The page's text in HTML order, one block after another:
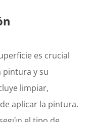
es crucial
pintura y su
limpiar,
aplicar la pintura.